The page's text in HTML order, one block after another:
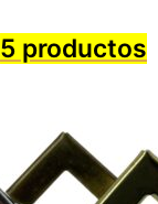
5 productos